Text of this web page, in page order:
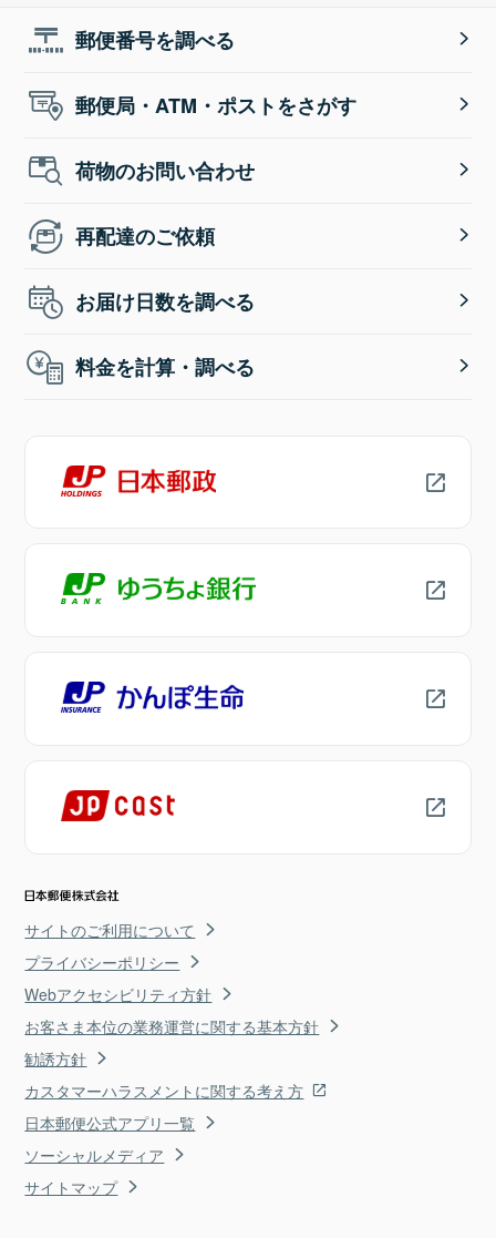
郵便番号を調べる
郵便局・ATM・ポストをさがす
荷物のお問い合わせ
再配達のご依頼
お届け日数を調べる
料金を計算・調べる
サイトのご利用について
プライバシーポリシー
Webアクセシビリティ方針
お客さま本位の業務運営に関する基本方針
勧誘方針
カスタマーハラスメントに関する考え方
日本郵便公式アプリ一覧
ソーシャルメディア
サイトマップ